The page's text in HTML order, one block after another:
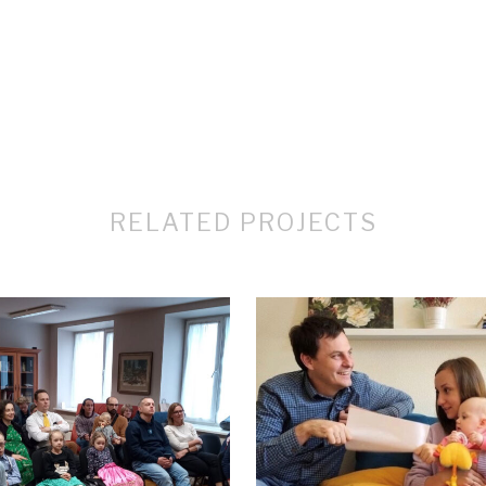
RELATED PROJECTS
VIEW VIEW